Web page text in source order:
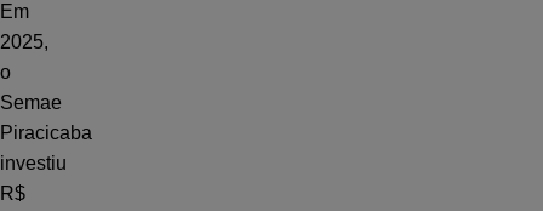
Em
2025,
o
Semae
Piracicaba
investiu
R$